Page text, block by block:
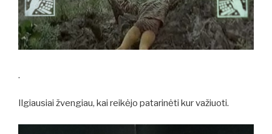
.
Ilgiausiai žvengiau, kai reikėjo patarinėti kur važiuoti.